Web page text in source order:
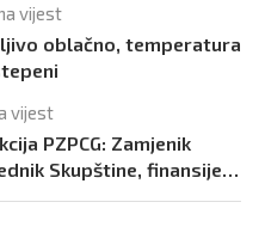
vijest
oblačno, temperatura
vijest
PZPCG: Zamjenik
Skupštine, finansije…